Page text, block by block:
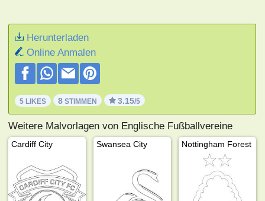
Herunterladen
Online Anmalen
5 LIKES 8 STIMMEN 3.15/5
Weitere Malvorlagen von Englische Fußballvereine
Cardiff City Swansea City Nottingham Forest